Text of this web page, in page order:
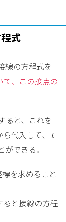
式
線の方程式を
て、この接点の
ると、これを
代入して、 t
t
ができる。
標を求めること
ると接線の方程